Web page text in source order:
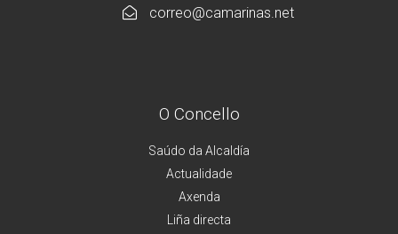
correo@camarinas.net
O Concello
Saúdo da Alcaldía
Actualidade
Axenda
Liña directa